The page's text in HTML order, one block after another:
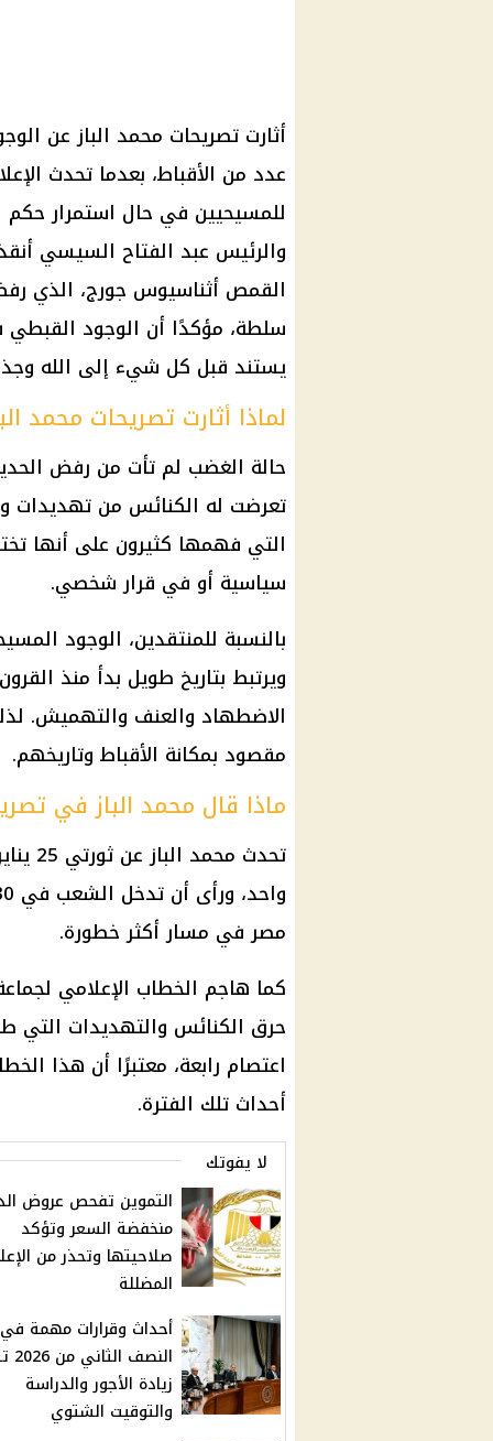
أثارت تصريحات محمد الباز عن
عدد من الأقباط، بعدما تحدث
والرئيس عبد الفتاح السيسي
القمص أثناسيوس جورج، الذي
سلطة، مؤكدًا أن الوجود القبطي
يستند قبل كل شيء إلى الله
لماذا أثارت تصريحات محمد
حالة الغضب لم تأت من رفض
تعرضت له الكنائس من تهديدات
التي فهمها كثيرون على أنها
سياسية أو في قرارشخصي.
بالنسبة للمنتقدين، الوجود
ويرتبط بتاريخ طويل بدأ منذ
الاضطهاد والعنف والتهميش.
مقصود بمكانة الأقباط وتاريخهم.
ماذا قال محمد الباز في
واحد، ورأى أن تدخل الشعب في 30 يونيو ودور
مصر في مسار أكثر خطورة.
كما هاجم الخطاب الإعلامي
حرق الكنائس والتهديدات التي
اعتصام رابعة، معتبرًا أن هذا
أحداث تلك الفترة.
لا يفوتك
التموين تفحص عروض
منخفضة السعر وتؤكد
صلاحيتها وتحذر من
المضللة
أحداث وقرارات مهمة في
زيادة الأجور والدراسة
والتوقيت الشتوي